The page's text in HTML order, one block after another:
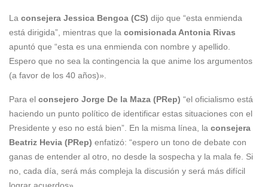
La consejera Jessica Bengoa (CS) dijo que “esta enmienda
está dirigida”, mientras que la comisionada Antonia Rivas
apuntó que “esta es una enmienda con nombre y apellido.
Espero que no sea la contingencia la que anime los argumentos
(a favor de los 40 años)».
Para el consejero Jorge De la Maza (PRep) “el oficialismo está
haciendo un punto político de identificar estas situaciones con el
Presidente y eso no está bien”. En la misma línea, la consejera
Beatriz Hevia (PRep) enfatizó: “espero un tono de debate con
ganas de entender al otro, no desde la sospecha y la mala fe. Si
no, cada día, será más compleja la discusión y será más difícil